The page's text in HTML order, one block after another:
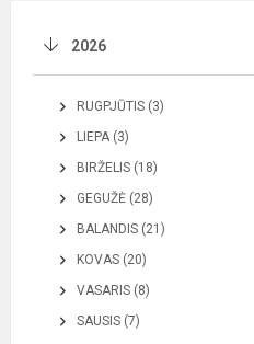
2026
RUGPJŪTIS (3)
LIEPA (3)
BIRŽELIS (18)
GEGUŽĖ (28)
BALANDIS (21)
KOVAS (20)
VASARIS (8)
SAUSIS (7)